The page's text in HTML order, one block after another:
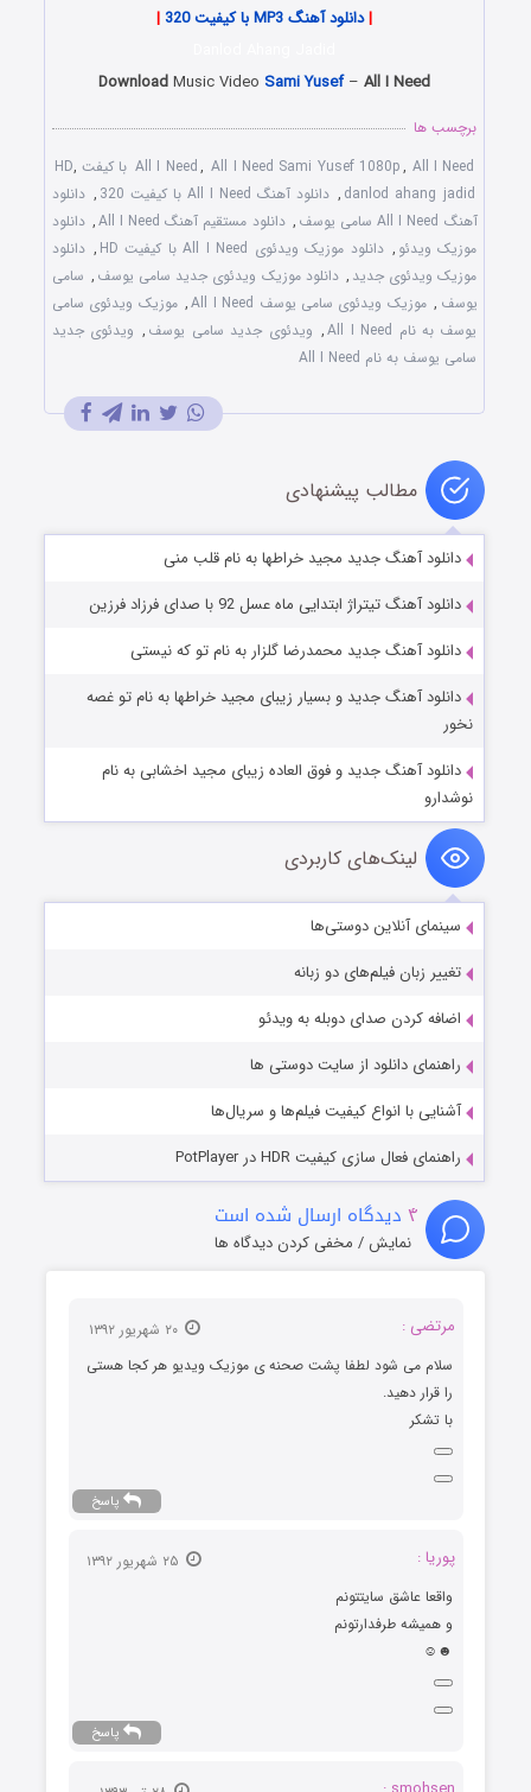
|دانلود آهنگ MP3 با کیفیت 320
|
DownloadMusic Video Sami Yusef– All I Need
برچسب ها
All I Need, All I Need Sami Yusef 1080p, All I Need با کیفت HD
,
danlod ahang jadid
, دانلود آهنگ All I Need با کیفیت 320 , دانلود
آهنگ All I Need سامی یوسف
, دانلود مستقیم آهنگ All I Need , دانلود
موزیک ویدئو , دانلود موزیک ویدئوی All I Need با کیفیت HD , دانلود
موزیک ویدئوی جدید , دانلود موزیک ویدئوی جدید سامی یوسف , سامی
یوسف , موزیک ویدئوی سامی یوسف All I Need , موزیک ویدئوی سامی
یوسف به نام All I Need
, ویدئوی جدید سامی یوسف , ویدئوی جدید
سامی یوسف به نام All I Need
مطالب پیشنهادی
دانلود آهنگ جدید مجید خراطها به نام قلب منی
دانلود آهنگ تیتراژ ابتدایی ماه عسل 92 با صدای فرزاد فرزین
دانلود آهنگ جدید محمدرضا گلزار به نام تو که نیستی
دانلود آهنگ جدید و بسیار زیبای مجید خراطها به نام تو غصه
نخور
دانلود آهنگ جدید و فوق العاده زیبای مجید اخشابی به نام
نوشدارو
لینک‌های کاربردی
سینمای آنلاین دوستی‌ها
تغییر زبان فیلم‌های دو زبانه
اضافه کردن صدای دوبله به ویدئو
راهنمای دانلود از سایت دوستی ها
آشنایی با انواع کیفیت فیلم‌ها و سریال‌ها
راهنمای فعال سازی کیفیت HDR در PotPlayer
۴ دیدگاه ارسال شده است
نمایش / مخفی کردن دیدگاه ها
مرتضی :
۲۰ شهریور ۱۳۹۲
سلام می شود لطفا پشت صحنه ی موزیک ویدیو هر کجا هستی
را قرار دهید.
با تشکر
پاسخ
پوریا :
واقعا عاشق سایتتونم
و همیشه طرفدارتونم
☻☺
پاسخ